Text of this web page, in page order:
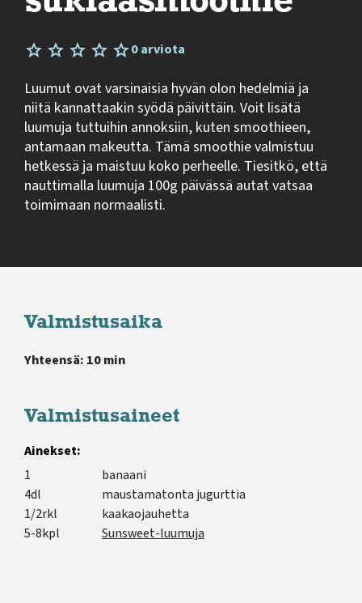
0 arviota
Luumut ovat varsinaisia hyvän olon hedelmiä ja
niitä kannattaakin syödä päivittäin. Voit lisätä
luumuja tuttuihin annoksiin, kuten smoothieen,
antamaan makeutta. Tämä smoothie valmistuu
hetkessä ja maistuu koko perheelle. Tiesitkö, että
nauttimalla luumuja 100g päivässä autat vatsaa
toimimaan normaalisti.
Valmistusaika
Yhteensä: 10 min
Valmistusaineet
Ainekset:
1
banaani
4dl
maustamatonta jugurttia
1/2rkl
kaakaojauhetta
5-8kpl
Sunsweet-luumuja